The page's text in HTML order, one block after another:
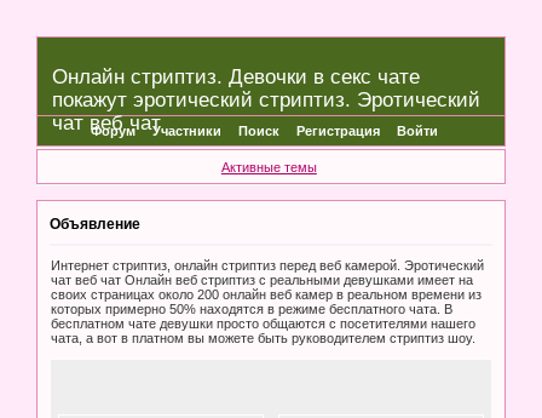
Онлайн стриптиз. Девочки в секс чате
покажут эротический стриптиз. Эротический
чат веб чат
Форум Участники Поиск Регистрация Войти
Активные темы
Объявление
Интернет стриптиз, онлайн стриптиз перед веб камерой. Эротический
чат веб чат Онлайн веб стриптиз с реальными девушками имеет на
своих страницах около 200 онлайн веб камер в реальном времени из
которых примерно 50% находятся в режиме бесплатного чата. В
бесплатном чате девушки просто общаются с посетителями нашего
чата, а вот в платном вы можете быть руководителем стриптиз шоу.